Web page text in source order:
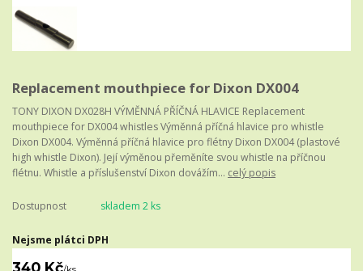
Replacement mouthpiece for Dixon DX004
TONY DIXON DX028H VÝMĚNNÁ PŘÍČNÁ HLAVICE Replacement
mouthpiece for DX004 whistles Výměnná příčná hlavice pro whistle
Dixon DX004. Výměnná příčná hlavice pro flétny Dixon DX004 (plastové
high whistle Dixon). Její výměnou přeměníte svou whistle na příčnou
flétnu. Whistle a příslušenství Dixon dovážím... celý popis
Dostupnost skladem 2 ks
Nejsme plátci DPH
340 Kč